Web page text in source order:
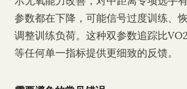
参数都在下降，可能信号过度训练、
调整训练负荷。这种双参数追踪比
等任何单一指标提供更细致的反馈。